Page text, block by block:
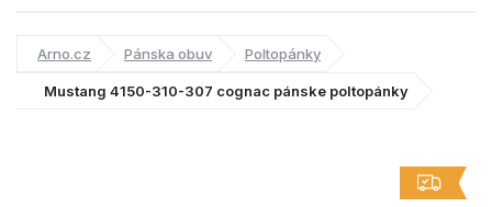
Arno.cz Pánska obuv Poltopánky
Mustang 4150-310-307 cognac pánske poltopánky